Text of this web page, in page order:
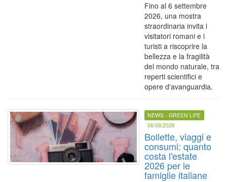
Fino al 6 settembre
2026, una mostra
straordinaria invita i
visitatori romani e i
turisti a riscoprire la
bellezza e la fragilità
del mondo naturale, tra
reperti scientifici e
opere d'avanguardia.
NEWS - GREEN LIFE
06/08/2026
Bollette, viaggi e
consumi: quanto
costa l'estate
2026 per le
famiglie italiane